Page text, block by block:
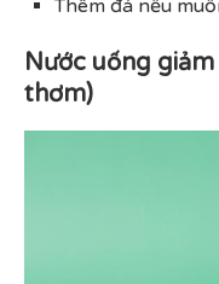
Thêm đá nếu
Nước uống
thơm)